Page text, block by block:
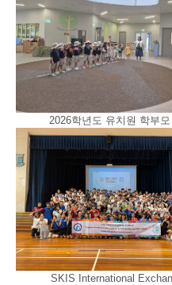
2026학년도 유치원 학부모
SKIS International Exchan..